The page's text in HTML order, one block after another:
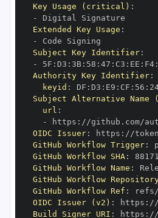
Key Usage (critical) :
-
Extended Key Usage :
-
Subject Key Identifier:
-
5F : D3 : 3B: 58 : 47 : C3 : EE : F4:
Authority Key Identifier:
keyid : DF : D3 : E9 : CF : 56 :
Subject Alternative
url :
-
https :
OIDC Issuer: https :
GitHub Workflow Trigger:
GitHub Workflow SHA:
GitHub Workflow Name :
GitHub Workflow
GitHub Workflow Ref :
OIDC Issuer (v2) : https :
Build Signer URI : https :